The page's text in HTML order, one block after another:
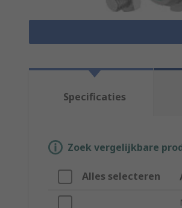
Specificaties
Zoek vergelijkbare
Alles selecteren